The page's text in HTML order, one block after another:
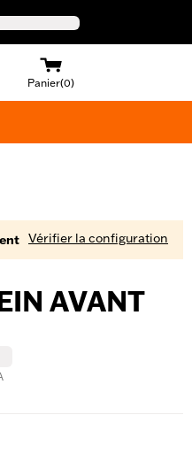
Panier(0)
Vérifier la configuration
AVANT